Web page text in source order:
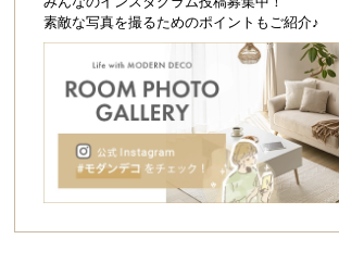
素敵な写真を撮るためのポイントもご紹介♪